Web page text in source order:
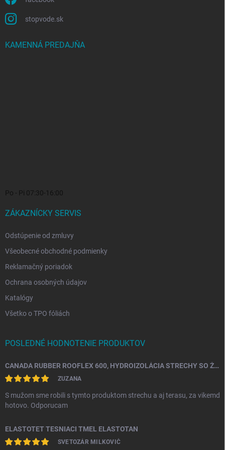
stopvode.sk
KAMENNÁ PREDAJŇA
Po - Pi 07:30-16:00
ZÁKAZNÍCKY SERVIS
Odstúpenie od zmluvy
Všeobecné obchodné podmienky
Reklamačný poriadok
Ochrana osobných údajov
Katalógy
Všetko o TPO fóliách
POSLEDNÉ HODNOTENIE PRODUKTOV
CANADA RUBBER ROOFLEX 600, HYDROIZOLÁCIA STRECHY SO ŽIVOTNOSŤOU AŽ 25 ROKOV
ZUZANA
S mužom sme robili s tymto produktom strechu a aj terasu, za vikemd
hotovo. Odporucam
ELASTOTET TESNIACI TMEL ELASTOTAN
SVETOZÁR MILKOVIČ